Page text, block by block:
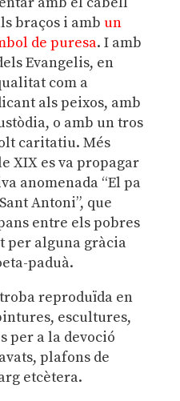
braços i amb un
de puresa. I amb
Evangelis, en
com a
als peixos, amb
o amb un tros
caritatiu. Més
XIX es va propagar
anomenada “El pa
Antoni”, que
entre els pobres
per alguna gràcia
paduà.
reproduïda en
escultures,
per a la devoció
plafons de
etcètera.